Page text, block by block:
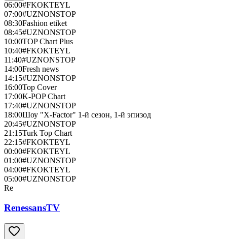
06:00#FKOKTEYL
07:00#UZNONSTOP
08:30Fashion etiket
08:45#UZNONSTOP
10:00TOP Chart Plus
10:40#FKOKTEYL
11:40#UZNONSTOP
14:00Fresh news
14:15#UZNONSTOP
16:00Top Cover
17:00K-POP Chart
17:40#UZNONSTOP
18:00Шоу "X-Factor" 1-й сезон, 1-й эпизод
20:45#UZNONSTOP
21:15Turk Top Chart
22:15#FKOKTEYL
00:00#FKOKTEYL
01:00#UZNONSTOP
04:00#FKOKTEYL
05:00#UZNONSTOP
Re
RenessansTV